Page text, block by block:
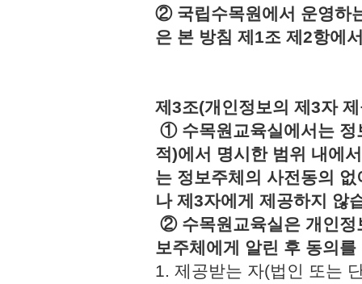
② 국립수목원에서 운영하
은 본 방침 제1조 제2항에
제3조(개인정보의 제3자
① 수목원교육실에서는 정
적)에서 명시한 범위 내에
는 정보주체의 사전동의
나 제3자에게 제공하지 않
② 수목원교육실은 개인정
보주체에게 알린 후 동의
1. 제공받는 자(법인 또